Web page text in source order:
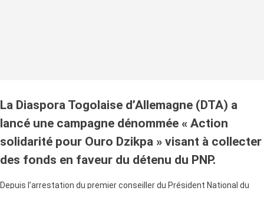
La Diaspora Togolaise d’Allemagne (DTA) a
lancé une campagne dénommée « Action
solidarité pour Ouro Dzikpa » visant à collecter
des fonds en faveur du détenu du PNP.
Depuis l’arrestation du premier conseiller du Président National du